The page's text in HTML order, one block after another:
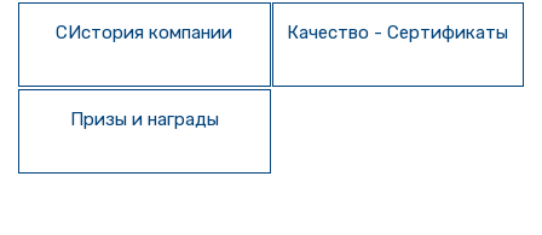
CИстория компании Качество - Сертификаты
Призы и награды